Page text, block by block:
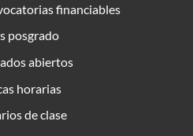
financiables
posgrado
abiertos
horarias
de clase